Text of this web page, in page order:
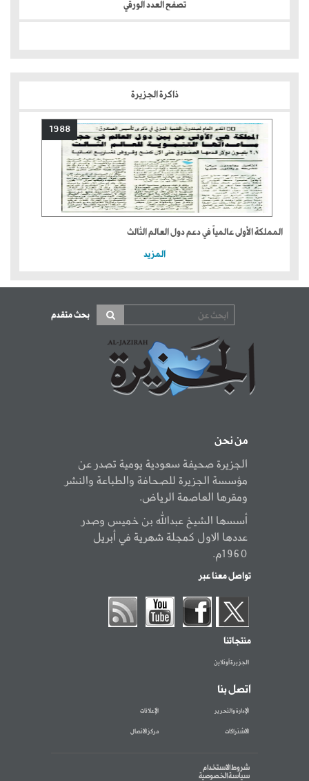
تصفح العدد الورقي
ذاكرة الجزيرة
1988
المملكة الأولى عالمياً في دعم دول العالم الثالث
المزيد
بحث متقدم
من نحن
الجزيرة صحيفة سعودية يومية تصدر عن
مؤسسة الجزيرة للصحافة والطباعة والنشر
ومقرها العاصمة الرياض.
أسسها الشيخ عبدالله بن خميس وصدر
عددها الاول كمجلة شهرية في أبريل
1960م.
تواصل معنا عبر
منتجاتنا
الجزيرة أونلاين
اتصل بنا
الإدارة والتحرير الإعلانات
الاشتراكات مركز الاتصال
شروط الاستخدام
سياسة الخصوصية